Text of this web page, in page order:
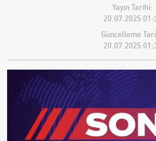
Yayın Tarihi:
20.07.2025
Güncelleme
20.07.2025